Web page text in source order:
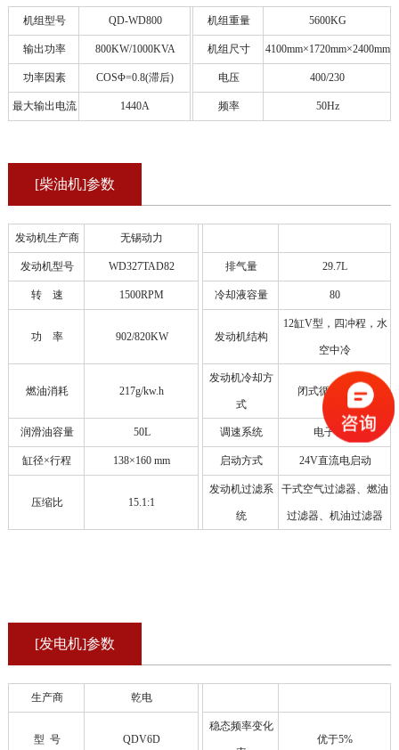
机组型号 QD-WD800 机组重量 5600KG
输出功率 800KW/1000KVA 机组尺寸 4100mm×1720mm×2400mm
功率因素 COSΦ=0.8(滞后) 电压 400/230
最大输出电流 1440A 频率 50Hz
[柴油机]参数
发动机生产商 无锡动力
发动机型号 WD327TAD82 排气量 29.7L
转 速 1500RPM 冷却液容量 80
功 率 902/820KW 发动机结构
12缸V型，四冲程，水
空中冷
燃油消耗 217g/kw.h
发动机冷却方
式
闭式循环水冷却
润滑油容量 50L 调速系统 电子调速
缸径×行程 138×160 mm 启动方式 24V直流电启动
压缩比 15.1:1
发动机过滤系
统
干式空气过滤器、燃油
过滤器、机油过滤器
[发电机]参数
生产商 乾电
型 号 QDV6D
稳态频率变化
优于5%